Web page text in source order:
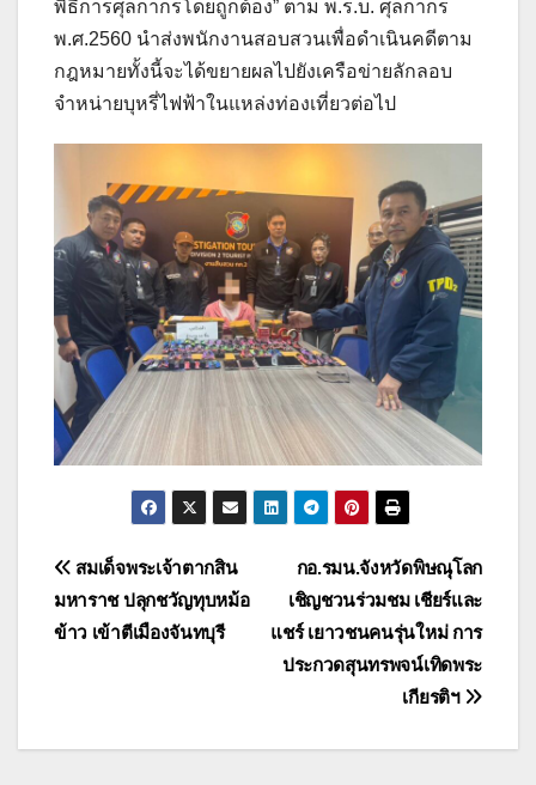
พิธีการศุลกากรโดยถูกต้อง” ตาม พ.ร.บ. ศุลกากร
พ.ศ.2560 นำส่งพนักงานสอบสวนเพื่อดำเนินคดีตาม
กฎหมายทั้งนี้จะได้ขยายผลไปยังเครือข่ายลักลอบ
จำหน่ายบุหรี่ไฟฟ้าในแหล่งท่องเที่ยวต่อไป
แนะแนว
เรื่อง
กอ.รมน.จังหวัดพิษณุโลก
เชิญชวนร่วมชม เชียร์และ
แชร์ เยาวชนคนรุ่นใหม่ การ
ประกวดสุนทรพจน์เทิดพระ
เกียรติฯ
สมเด็จพระเจ้าตากสิน
มหาราช ปลุกชวัญทุบหม้อ
ข้าว เข้าตีเมืองจันทบุรี